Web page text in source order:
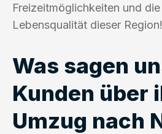
Freizeitmöglichkeiten und
Lebensqualität dieser Region!
Was sagen
Kunden über
Umzug nach